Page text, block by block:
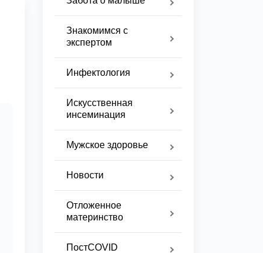
Знакомимся с
экспертом
Инфектология
Искусственная
инсеминация
Мужское здоровье
Новости
Отложенное
материнство
ПостCOVID